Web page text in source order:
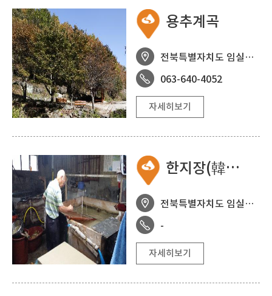
용추계곡
전북특별자치도 임실군 청웅면 두복리
063-640-4052
자세히보기
한지장(韓紙匠), 홍춘수
전북특별자치도 임실군 청웅면 구고6길 16
-
자세히보기